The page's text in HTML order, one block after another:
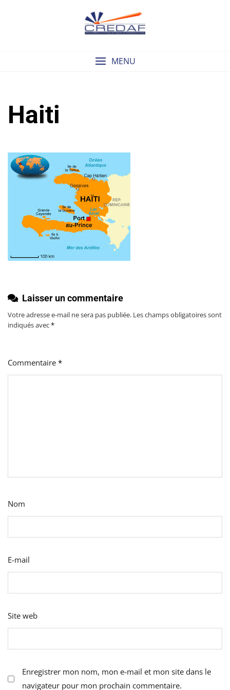
MENU
Haiti
Laisser un commentaire
Votre adresse e-mail ne sera pas publiée. Les champs obligatoires sont
indiqués avec*
Commentaire *
Nom
E-mail
Site web
Enregistrer mon nom, mon e-mail et mon site dans le
navigateur pour mon prochain commentaire.